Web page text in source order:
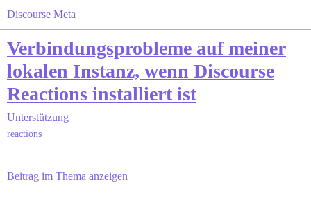
Discourse Meta
Verbindungsprobleme auf meiner
lokalen Instanz, wenn Discourse
Reactions installiert ist
Unterstützung
reactions
Beitrag im Thema anzeigen